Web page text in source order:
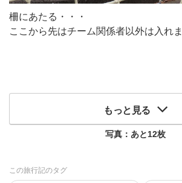
柵にあたる・・・
ここから先はチーム関係者以外は入れ
もっと見る
写真：あと12枚
この旅行記のタグ